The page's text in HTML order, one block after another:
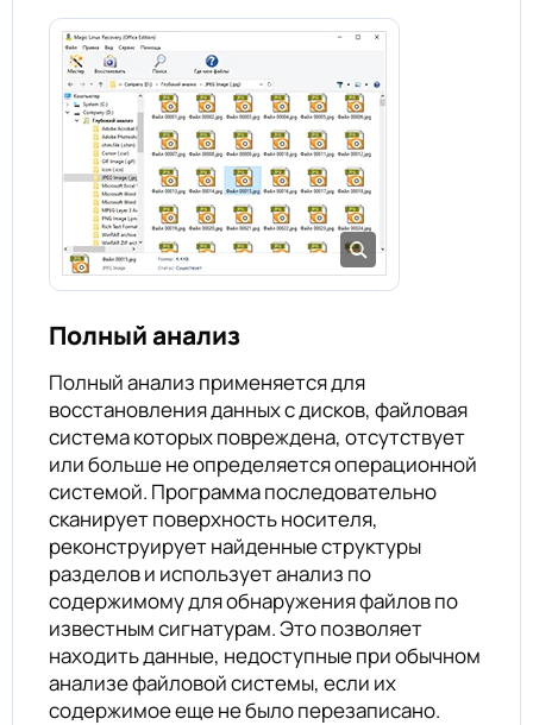
Полный анализ
Полный анализ применяется для
восстановления данных с дисков, файловая
система которых повреждена, отсутствует
или больше не определяется операционной
системой. Программа последовательно
сканирует поверхность носителя,
реконструирует найденные структуры
разделов и использует анализ по
содержимому для обнаружения файлов по
известным сигнатурам. Это позволяет
находить данные, недоступные при обычном
анализе файловой системы, если их
содержимое еще не было перезаписано.